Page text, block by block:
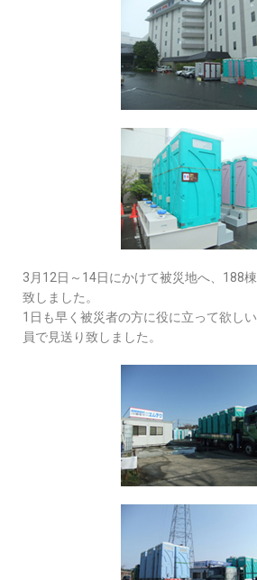
3月12日～14日にかけて被災地へ、188
致しました。
1日も早く被災者の方に役に立って欲し
員で見送り致しました。